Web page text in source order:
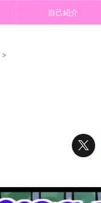
自己紹介
>